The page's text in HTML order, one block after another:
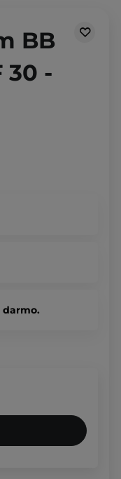
BB
30 -
darmo.